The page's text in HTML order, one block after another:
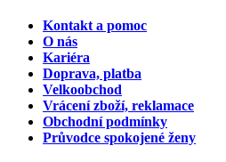
Kontakt a pomoc
O nás
Kariéra
Doprava, platba
Velkoobchod
Vrácení zboží, reklamace
Obchodní podmínky
Průvodce spokojené ženy